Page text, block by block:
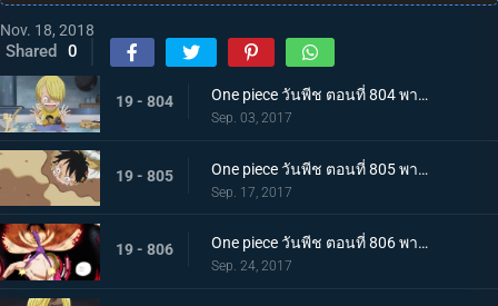
Nov. 18, 2018
Shared 0
19 - 804 One piece วันพีช ตอนที่ 804 พากย์ไทย สู่อีสต์บลู ซันจิ ตัดสินใจออกเดินทาง
Sep. 03, 2017
19 - 805 One piece วันพีช ตอนที่ 805 พากย์ไทย ต่อสู้กับขีดจำกัด ลูฟี่กับบิสกิตที่ไม่ยอมหมด
Sep. 17, 2017
19 - 806 One piece วันพีช ตอนที่ 806 พากย์ไทย พลังเต็มอิ่ม เกียร์ 4 ใหม่ แทงก์แมน
Sep. 24, 2017